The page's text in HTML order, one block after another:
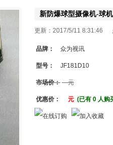
新防爆球型摄像机-球
更新：2017/5/11 8:31:46
品牌： 众为视讯
型号： JF181D10
市场价： 元
优惠价： 元 (已有 0 人购